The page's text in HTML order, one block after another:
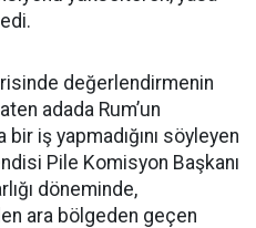
değerlendirmenin
adada Rum’un
iş yapmadığını söyleyen
Pile Komisyon Başkanı
döneminde,
ara bölgeden geçen